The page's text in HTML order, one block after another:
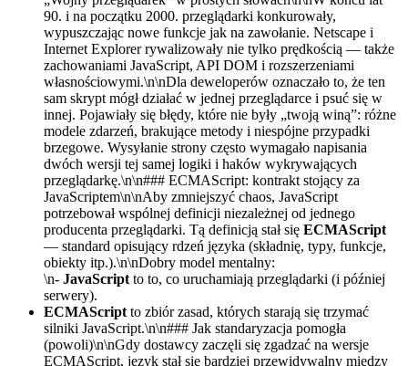
90. i na początku 2000. przeglądarki konkurowały,
wypuszczając nowe funkcje jak na zawołanie. Netscape i
Internet Explorer rywalizowały nie tylko prędkością — także
zachowaniami JavaScript, API DOM i rozszerzeniami
własnościowymi.\n\nDla deweloperów oznaczało to, że ten
sam skrypt mógł działać w jednej przeglądarce i psuć się w
innej. Pojawiały się błędy, które nie były „twoją winą”: różne
modele zdarzeń, brakujące metody i niespójne przypadki
brzegowe. Wysyłanie strony często wymagało napisania
dwóch wersji tej samej logiki i haków wykrywających
przeglądarkę.\n\n### ECMAScript: kontrakt stojący za
JavaScriptem\n\nAby zmniejszyć chaos, JavaScript
potrzebował wspólnej definicji niezależnej od jednego
producenta przeglądarki. Tą definicją stał się ECMAScript
— standard opisujący rdzeń języka (składnię, typy, funkcje,
obiekty itp.).\n\nDobry model mentalny:
\n- JavaScript to to, co uruchamiają przeglądarki (i później
serwery).
ECMAScript to zbiór zasad, których starają się trzymać
silniki JavaScript.\n\n### Jak standaryzacja pomogła
(powoli)\n\nGdy dostawcy zaczęli się zgadzać na wersje
ECMAScript, język stał się bardziej przewidywalny między